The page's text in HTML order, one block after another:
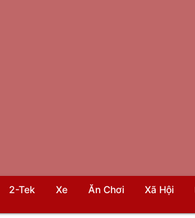
2-Tek Xe Ăn Chơi Xã Hội